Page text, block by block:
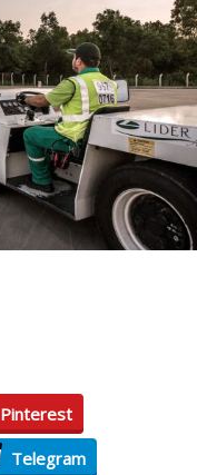
Pinterest
Telegram